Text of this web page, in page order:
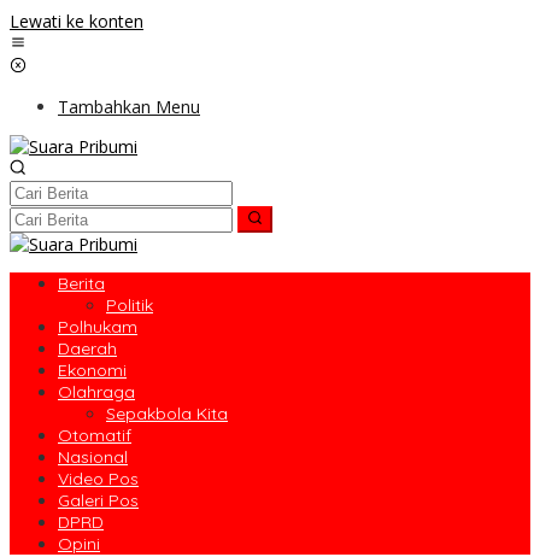
Lewati ke konten
Tambahkan Menu
Berita
Politik
Polhukam
Daerah
Ekonomi
Olahraga
Sepakbola Kita
Otomatif
Nasional
Video Pos
Galeri Pos
DPRD
Opini